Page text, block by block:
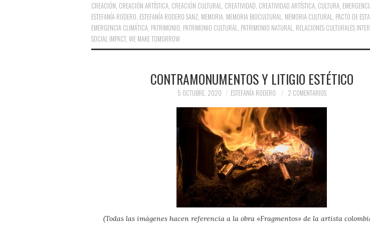
CREACIÓN, CREACIÓN ARTÍSTICA, CREACIÓN CULTURAL, CREATIVIDAD, CREATIVIDAD ARTÍSTICA, CULTURA,
ESTEFANÍA RODERO, ESTEFANÍA RODERO SANZ, MEMORIA, MEMORIA BIOCULTURAL, MEMORIA CULTURAL, PACTO DE
EMERGENCIA CLIMÁTICA, PATRIMONIO, PATRIMONIO CULTURAL, PATRIMONIO NATURAL, RELACIONES CULTURALES
SOCIAL IMPACT, WE MAKE TOMORROW
CONTRAMONUMENTOS Y LITIGIO ESTÉTICO
5 OCTUBRE, 2020 ESTEFANÍA RODERO 2 COMENTARIOS
(Todas las imágenes hacen referencia a la obra «Fragmentos» de la artista